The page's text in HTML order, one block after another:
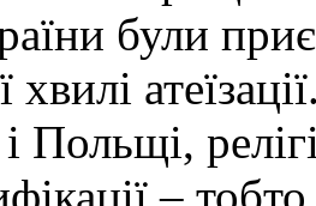
були
хвилі
Польщі,